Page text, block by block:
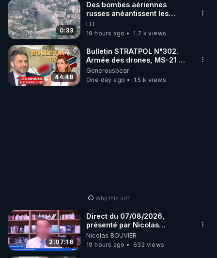
0:33
Des bombes aériennes
russes anéantissent les
centres de contrôle de
drones de 3 brigades
ukrainienne
LEF
19 hours ago
1.7 k views
44:48
Bulletin STRATPOL N°302.
Armée des drones, MS-21 en
série, missiles coréens.
07.08.2026.
Generousbear
One day ago
1.5 k views
Why this ad?
2:07:16
Direct du 07/08/2026,
présenté par Nicolas
BOUVIER
Nicolas BOUVIER
19 hours ago
632 views